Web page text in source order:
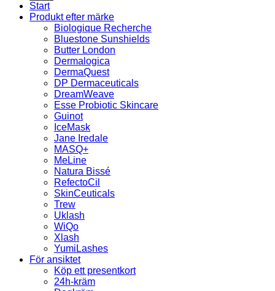
Start
Produkt efter märke
Biologique Recherche
Bluestone Sunshields
Butter London
Dermalogica
DermaQuest
DP Dermaceuticals
DreamWeave
Esse Probiotic Skincare
Guinot
IceMask
Jane Iredale
MASQ+
MeLine
Natura Bissé
RefectoCil
SkinCeuticals
Trew
Uklash
WiQo
Xlash
YumiLashes
För ansiktet
Köp ett presentkort
24h-kräm